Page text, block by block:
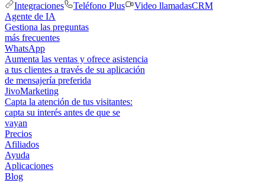
Integraciones
Teléfono Plus Video llamadasCRM
Agente de IA
Gestiona las preguntas
más frecuentes
WhatsApp
Aumenta las ventas y ofrece asistencia
a tus clientes a través de su aplicación
de mensajería preferida
JivoMarketing
Capta la atención de tus visitantes:
capta su interés antes de que se
vayan
Precios
Afiliados
Ayuda
Aplicaciones
Blog